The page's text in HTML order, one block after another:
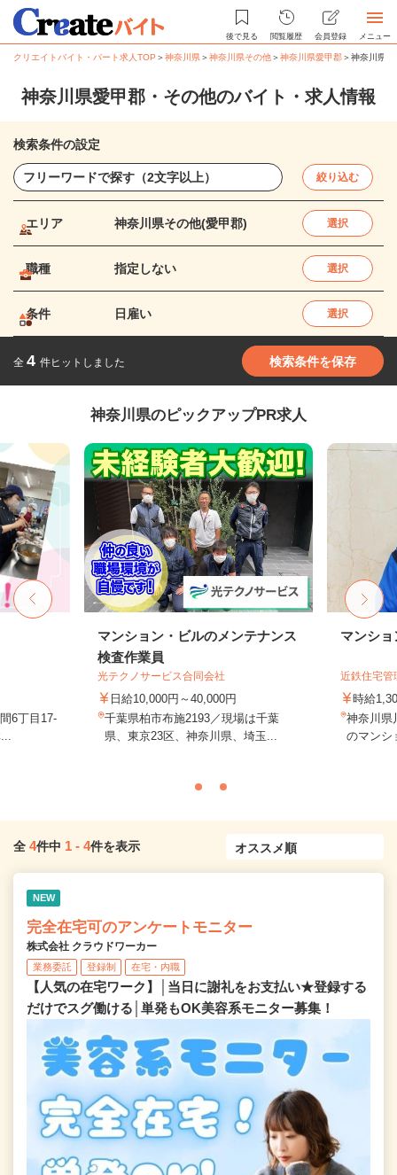
後で見る 閲覧履歴 会員登録 メニュー
クリエイトバイト・パート求人TOP ＞神奈川県＞神奈川県その他＞神奈川県愛甲郡＞神奈川県
神奈川県愛甲郡・その他のバイト・求人情報
検索条件の設定
絞り込む
エリア 神奈川県その他(愛甲郡) 選択
職種 指定しない 選択
条件 日雇い 選択
全 4 件ヒットしました 検索条件を保存
神奈川県のピックアップPR求人
6丁目17-
マンション・ビルのメンテナンス
検査作業員
光テクノサービス合同会社
日給10,000円～40,000円
千葉県柏市布施2193／現場は千葉
県、東京23区、神奈川県、埼玉...
マンシ
近鉄住宅
時給
神奈川県
のマンシ
全 4件中 1 - 4件を表示
NEW
完全在宅可のアンケートモニター
株式会社 クラウドワーカー
業務委託 登録制 在宅・内職
【人気の在宅ワーク】│当日に謝礼をお支払い★登録する
だけでスグ働ける│単発もOK美容系モニター募集！